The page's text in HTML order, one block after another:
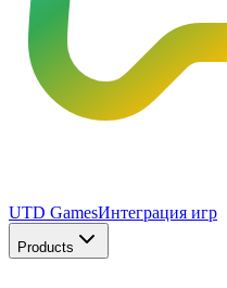
UTD GamesИнтеграция игр
Products